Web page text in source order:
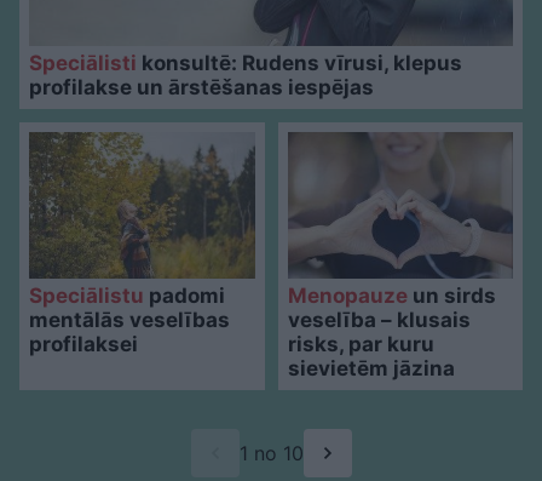
Speciālisti konsultē: Rudens vīrusi, klepus
profilakse un ārstēšanas iespējas
Speciālistu padomi
mentālās veselības
profilaksei
Menopauzeun sirds
veselība – klusais
risks, par kuru
sievietēm jāzina
1 no 10